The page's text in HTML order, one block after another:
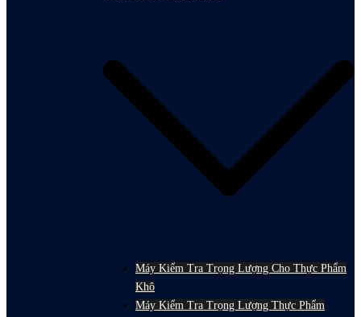
Máy Kiểm Tra Trọng Lượng Cho Thực Phẩm
Khô
Máy Kiểm Tra Trọng Lượng Thực Phẩm